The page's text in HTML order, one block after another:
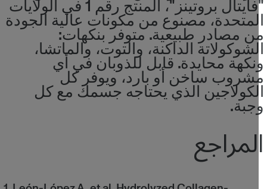
"فايتال بروتينز"، المنتج رقم 1 في الولايات
مصنوع من مكونات عالية الجودة
مصادر طبيعية. متوفر بنكهات:
الداكنة، والتوت، والماتشا،
محايدة. قابل للذوبان في أي
ساخن أو بارد، ويوفر كل
الذي يحتاجه جسمك مع كل